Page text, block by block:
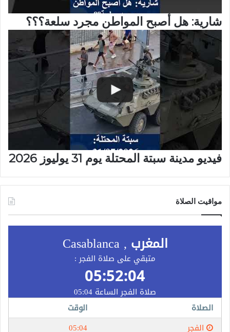
شارية: هل أصبح المواطن مجرد سلعة؟؟؟
فيديو مدينة سبتة المحتلة يوم 31 يوليوز 2026
مواقيت الصلاة